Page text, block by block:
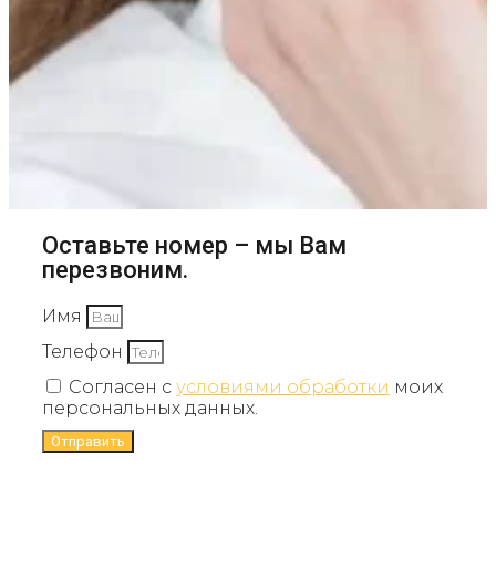
Оставьте номер – мы Вам
перезвоним.
Имя
Телефон
Согласен с условиями обработки моих
персональных данных.
Отправить